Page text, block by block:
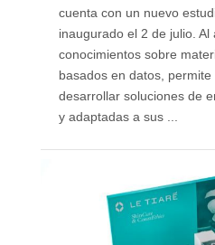
cuenta con un nuevo
inaugurado el 2 de julio. Al
conocimientos sobre
basados en datos, permite
desarrollar soluciones de
y adaptadas a sus ...